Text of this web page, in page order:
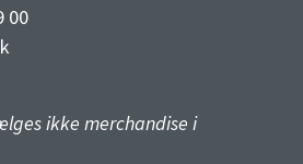
00
ikke merchandise i